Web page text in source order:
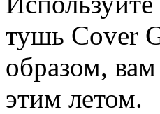
тушь Cover
образом,
этим летом.